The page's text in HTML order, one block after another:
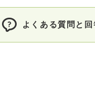
よくある質問と回